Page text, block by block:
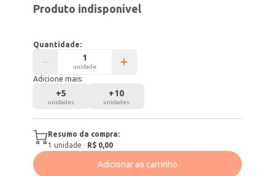
Produto indisponível
Quantidade:
unidade
Adicione mais:
+5
unidades
+10
unidades
Resumo da compra:
1 unidade · R$ 0,00
Adicionar ao carrinho